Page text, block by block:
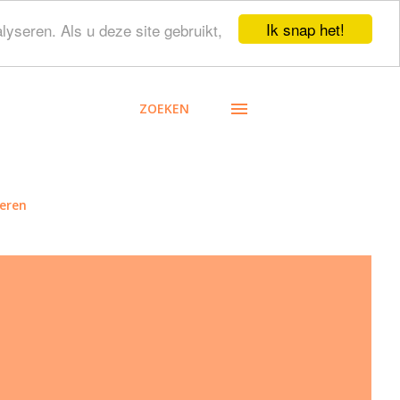
Ik snap het!
Als u deze site gebruikt,
ZOEKEN